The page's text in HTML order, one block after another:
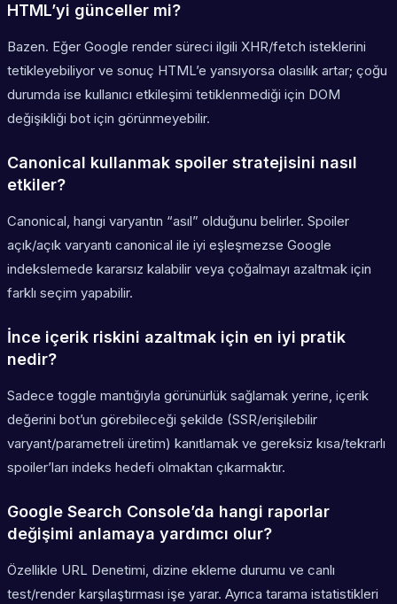
HTML’yi günceller mi?
Bazen. Eğer Google render süreci ilgili XHR/fetch isteklerini
tetikleyebiliyor ve sonuç HTML’e yansıyorsa olasılık artar; çoğu
durumda ise kullanıcı etkileşimi tetiklenmediği için DOM
değişikliği bot için görünmeyebilir.
Canonical kullanmak spoiler stratejisini nasıl
etkiler?
Canonical, hangi varyantın “asıl” olduğunu belirler. Spoiler
açık/açık varyantı canonical ile iyi eşleşmezse Google
indekslemede kararsız kalabilir veya çoğalmayı azaltmak için
farklı seçim yapabilir.
İnce içerik riskini azaltmak için en iyi pratik
nedir?
Sadece toggle mantığıyla görünürlük sağlamak yerine, içerik
değerini bot’un görebileceği şekilde (SSR/erişilebilir
varyant/parametreli üretim) kanıtlamak ve gereksiz kısa/tekrarlı
spoiler’ları indeks hedefi olmaktan çıkarmaktır.
Google Search Console’da hangi raporlar
değişimi anlamaya yardımcı olur?
Özellikle URL Denetimi, dizine ekleme durumu ve canlı
test/render karşılaştırması işe yarar. Ayrıca tarama istatistikleri